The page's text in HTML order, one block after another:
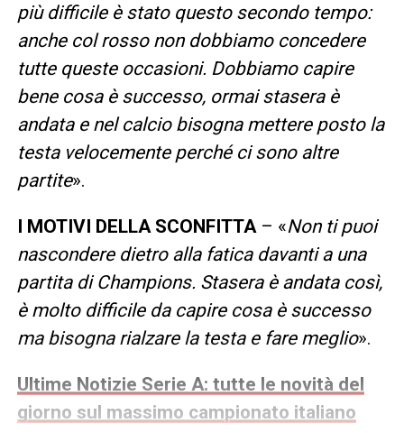
più difficile è stato questo secondo tempo:
anche col rosso non dobbiamo concedere
tutte queste occasioni. Dobbiamo capire
bene cosa è successo, ormai stasera è
andata e nel calcio bisogna mettere posto la
testa velocemente perché ci sono altre
partite».
I MOTIVI DELLA SCONFITTA– «Non ti puoi
nascondere dietro alla fatica davanti a una
partita di Champions. Stasera è andata così,
è molto difficile da capire cosa è successo
ma bisogna rialzare la testa e fare meglio».
Ultime Notizie Serie A: tutte le novità del
giorno sul massimo campionato italiano